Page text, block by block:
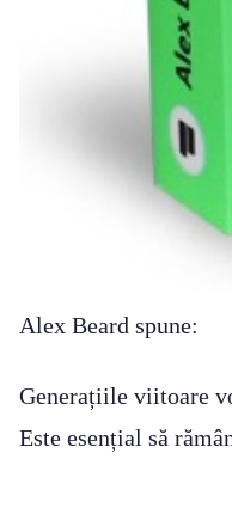
Alex Beard spune:
Generațiile viitoare
Este esențial să